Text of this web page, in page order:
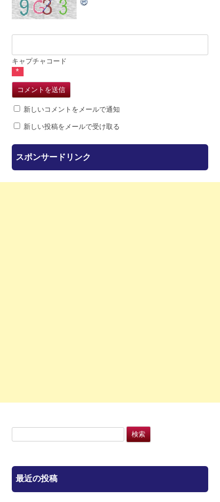
キャプチャコード
*
新しいコメントをメールで通知
新しい投稿をメールで受け取る
スポンサードリンク
索:
最近の投稿